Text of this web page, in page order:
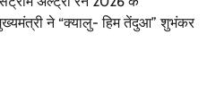
ने “क्यालु- हिम तेंदुआ” शुभंकर